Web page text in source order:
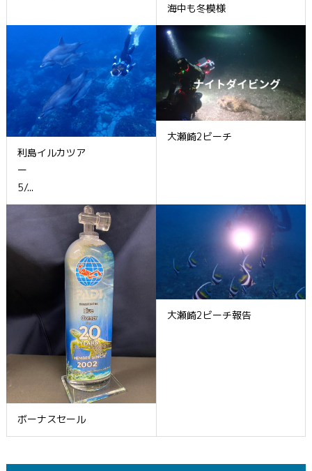
海中も冬模様
利島イルカツア
ー
5/...
大瀬崎2ビーチ
ボーナスセール
大瀬崎2ビーチ報告